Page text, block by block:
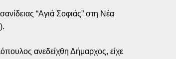
“Αγιά Σοφιάς” στη Νέα
ανεδείχθη Δήμαρχος, είχε